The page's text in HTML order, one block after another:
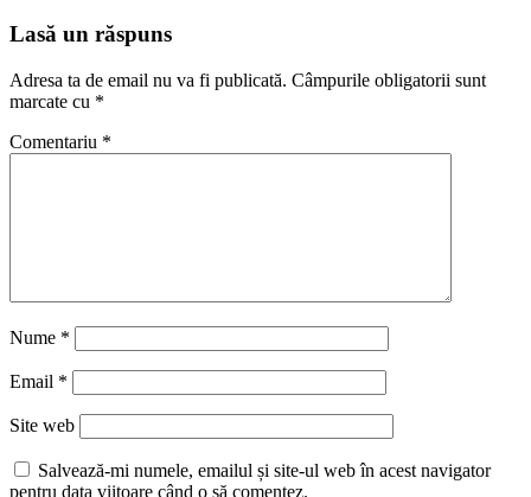
Lasă un răspuns
Adresa ta de email nu va fi publicată. Câmpurile obligatorii sunt
marcate cu *
Comentariu *
Nume *
Email *
Site web
Salvează-mi numele, emailul și site-ul web în acest navigator
pentru data viitoare când o să comentez.